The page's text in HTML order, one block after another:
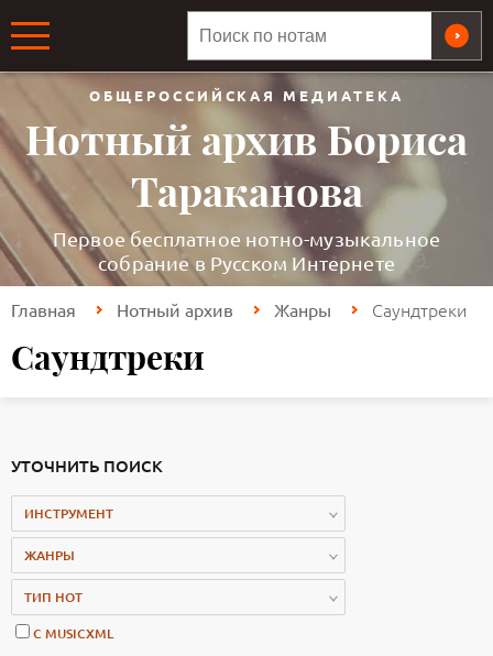
ОБЩЕРОССИЙСКАЯ МЕДИАТЕКА
Нотный архив Бориса
Тараканова
Первое бесплатное нотно-музыкальное
собрание в Русском Интернете
Главная Нотный архив Жанры Саундтреки
Саундтреки
УТОЧНИТЬ ПОИСК
ИНСТРУМЕНТ
ЖАНРЫ
ТИП НОТ
С MUSICXML